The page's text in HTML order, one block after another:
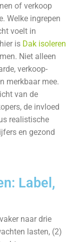
of verkoop
Welke ingrepen
voelt in
is Dak isoleren
Niet alleen
verkoop­
merkbaar mee.
van de
de invloed
realistische
en gezond
Label,
naar drie
lasten, (2)